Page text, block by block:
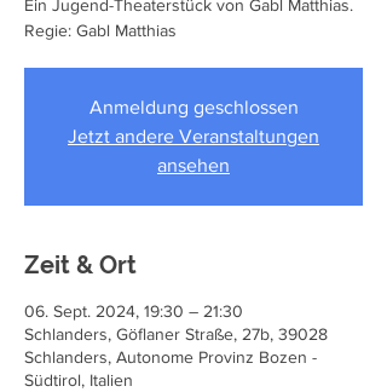
Ein Jugend-Theaterstück von Gabl Matthias.
Regie: Gabl Matthias
Anmeldung geschlossen
Jetzt andere Veranstaltungen
ansehen
Zeit & Ort
06. Sept. 2024, 19:30 – 21:30
Schlanders, Göflaner Straße, 27b, 39028
Schlanders, Autonome Provinz Bozen -
Südtirol, Italien